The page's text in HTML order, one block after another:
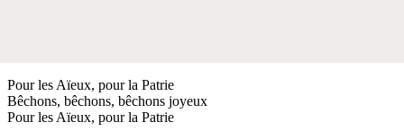
Pour les Aïeux, pour la Patrie
Bêchons, bêchons, bêchons joyeux
Pour les Aïeux, pour la Patrie